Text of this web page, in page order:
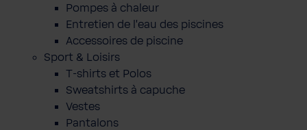
Pompes à chaleur
Entretien de l'eau des piscines
Accessoires de piscine
Sport & Loisirs
T-shirts et Polos
Sweatshirts à capuche
Vestes
Pantalons